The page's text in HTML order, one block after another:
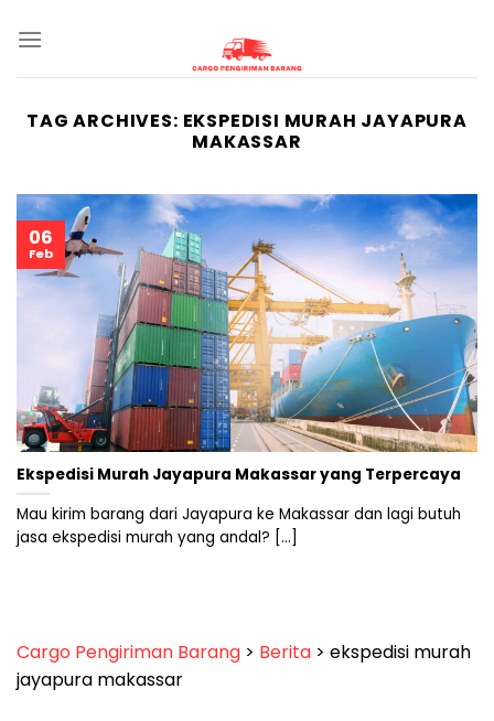
TAG ARCHIVES: EKSPEDISI MURAH JAYAPURA
MAKASSAR
Ekspedisi Murah Jayapura Makassar yang Terpercaya
Mau kirim barang dari Jayapura ke Makassar dan lagi butuh
jasa ekspedisi murah yang andal? [...]
06
Feb
Cargo Pengiriman Barang > Berita > ekspedisi murah
jayapura makassar